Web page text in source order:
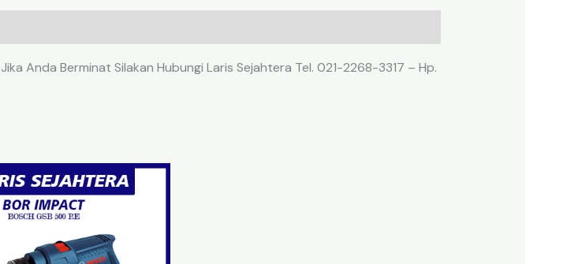
Jika Anda Berminat Silakan Hubungi Laris Sejahtera Tel. 021-2268-3317 – Hp.